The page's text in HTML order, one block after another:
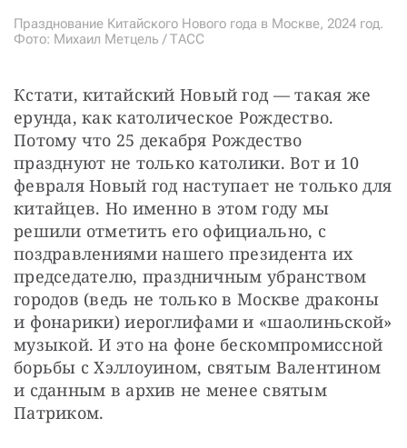
Празднование Китайского Нового года в Москве, 2024 год.
Фото: Михаил Метцель / ТАСС
Кстати, китайский Новый год — такая же
ерунда, как католическое Рождество.
Потому что 25 декабря Рождество
празднуют не только католики. Вот и 10
февраля Новый год наступает не только для
китайцев. Но именно в этом году мы
решили отметить его официально, с
поздравлениями нашего президента их
председателю, праздничным убранством
городов (ведь не только в Москве драконы
и фонарики) иероглифами и «шаолиньской»
музыкой. И это на фоне бескомпромиссной
борьбы с Хэллоуином, святым Валентином
и сданным в архив не менее святым
Патриком.